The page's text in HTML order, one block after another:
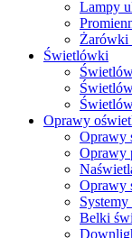
Lampy
Żarówki
Świetlówki
Oprawy
Oprawy
Oprawy
Oprawy
Belki